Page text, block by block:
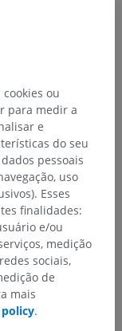
ou
para medir a
e
do seu
pessoais
uso
Esses
finalidades:
e/ou
medição
sociais,
de
mais
.